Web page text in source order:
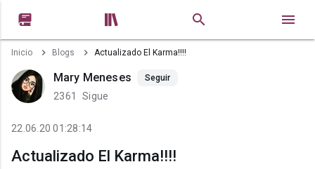
 
Inicio Blogs Actualizado El Karma!!!!
Mary Meneses Seguir
2361 Sigue
22.06.20 01:28:14
Actualizado El Karma!!!!